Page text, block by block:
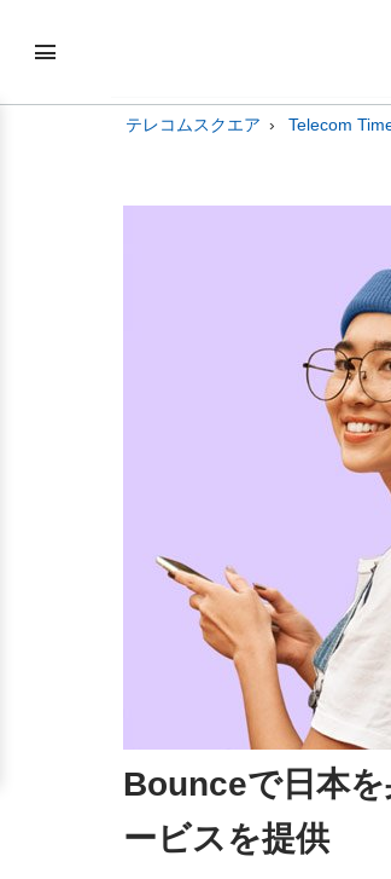
テレコムスクエア Telecom
Bounceで日本
ービスを提供